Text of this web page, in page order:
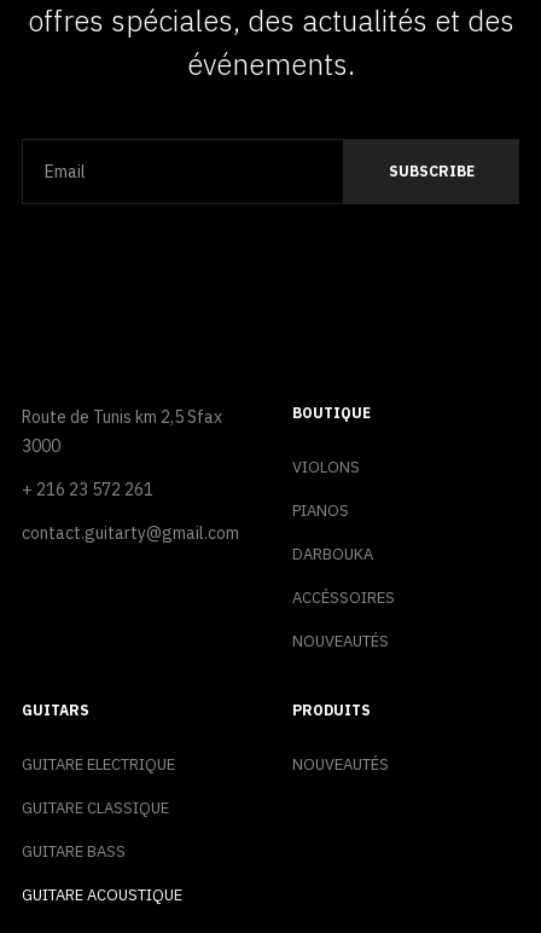
offres spéciales, des actualités et des
événements.
Route de Tunis km 2,5 Sfax
3000
+ 216 23 572 261
contact.guitarty@gmail.com
BOUTIQUE
VIOLONS
PIANOS
DARBOUKA
ACCÉSSOIRES
NOUVEAUTÉS
GUITARS
GUITARE ELECTRIQUE
GUITARE CLASSIQUE
GUITARE BASS
GUITARE ACOUSTIQUE
PRODUITS
NOUVEAUTÉS